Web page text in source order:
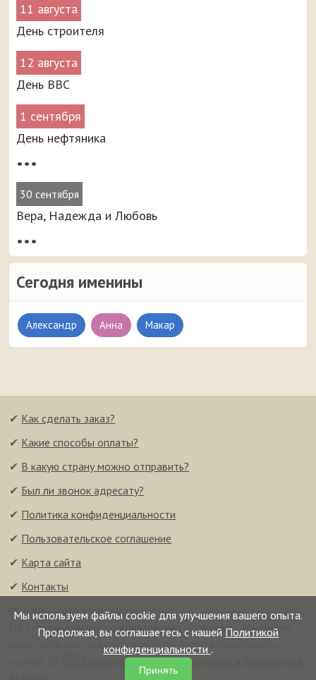
11 августа
День строителя
12 августа
День ВВС
1 сентября
День нефтяника
•••
30 сентября
Вера, Надежда и Любовь
•••
Сегодня именины
Александр Анна Макар
Мы используем файлы cookie для улучшения вашего опыта.
Продолжая, вы соглашаетесь с нашей Политикой
конфиденциальности .
Принять
✔ Как сделать заказ?
✔ Какие способы оплаты?
✔ В какую страну можно отправить?
✔ Был ли звонок адресату?
✔ Политика конфиденциальности
✔ Пользовательское соглашение
✔ Карта сайта
✔ Контакты
© 2008–2026 FunCalls.ru
На странице размещены авторские материалы. Мы будем
рады, если при их копировании вы будете проставлять
Everonvax — центр вакцинации и педиатрии в